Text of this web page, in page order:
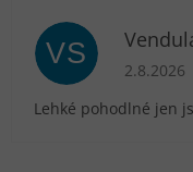
VS
2.8.2026
Lehké pohodlné jen